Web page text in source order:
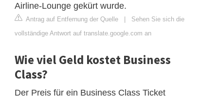
Airline-Lounge gekürt wurde.
Antrag auf Entfernung der Quelle | Sehen Sie sich die
vollständige Antwort auf translate.google.com an
Wie viel Geld kostet Business
Class?
Der Preis für ein Business Class Ticket